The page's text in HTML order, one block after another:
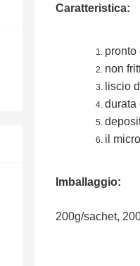
Caratteristica:
pronto
non
liscio
durata
il
Imballaggio:
200g/sachet,